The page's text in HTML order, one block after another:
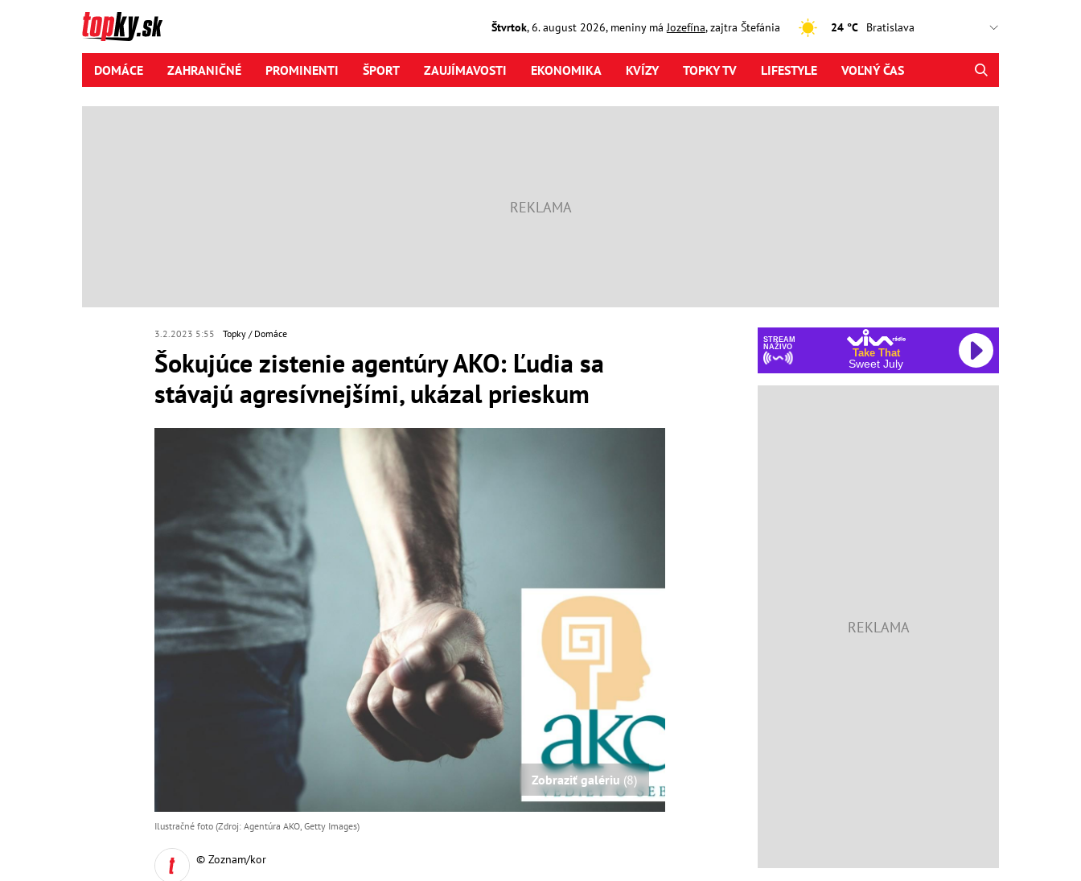
Štvrtok,6. august2026, meniny má Jozefína, zajtra Štefánia 24 °C
DOMÁCE ZAHRANIČNÉ PROMINENTI ŠPORT ZAUJÍMAVOSTI EKONOMIKA KVÍZY TOPKY TV LIFESTYLE VOĽNÝ ČAS
3.2.2023 5:55 Topky Domáce
Šokujúce zistenie agentúry AKO: Ľudia sa
stávajú agresívnejšími, ukázal prieskum
Zobraziť galériu (8)
Ilustračné foto (Zdroj: Agentúra AKO, Getty Images)
© Zoznam/kor
STREAM
NAŽIVO
Take That
Sweet July